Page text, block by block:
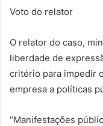
Voto do relator
O relator do caso,
liberdade de
critério para impedir
empresa a políticas
“Manifestações